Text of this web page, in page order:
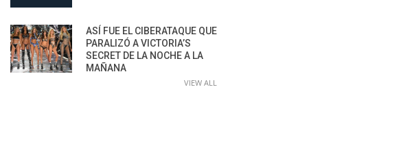
ASÍ FUE EL CIBERATAQUE QUE
PARALIZÓ A VICTORIA’S
SECRET DE LA NOCHE A LA
MAÑANA
VIEW ALL